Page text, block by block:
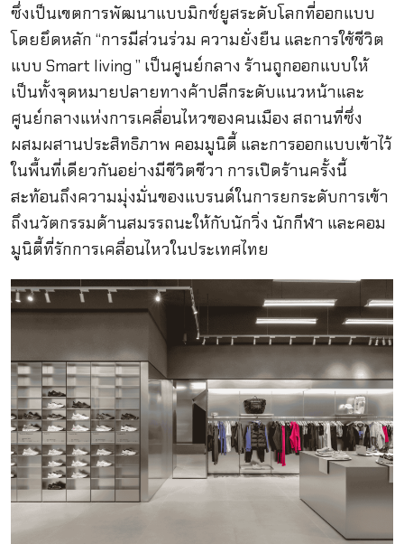
ซึ่งเป็นเขตการพัฒนาแบบมิกซ์ยูสระดับโลกที่ออกแบบ
โดยยึดหลัก “การมีส่วนร่วม ความยั่งยืน และการใช้ชีวิต
แบบ Smart living ” เป็นศูนย์กลาง ร้านถูกออกแบบให้
เป็นทั้งจุดหมายปลายทางค้าปลีกระดับแนวหน้าและ
ศูนย์กลางแห่งการเคลื่อนไหวของคนเมือง สถานที่ซึ่ง
ผสมผสานประสิทธิภาพ คอมมูนิตี้ และการออกแบบเข้าไว้
ในพื้นที่เดียวกันอย่างมีชีวิตชีวา การเปิดร้านครั้งนี้
สะท้อนถึงความมุ่งมั่นของแบรนด์ในการยกระดับการเข้า
ถึงนวัตกรรมด้านสมรรถนะให้กับนักวิ่ง นักกีฬา และคอม
มูนิตี้ที่รักการเคลื่อนไหวในประเทศไทย